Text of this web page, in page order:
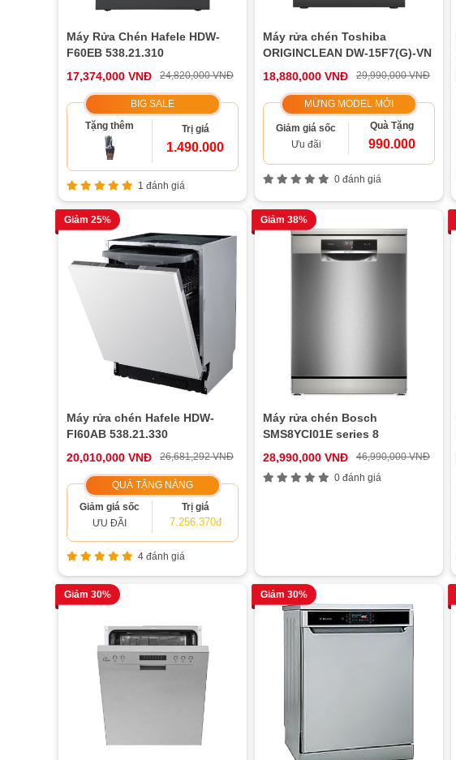
Máy Rửa Chén Hafele HDW-
F60EB 538.21.310
17,374,000 VNĐ
24,820,000 VNĐ
BIG SALE
Tặng thêm
Trị giá
1.490.000
1 đánh giá
Máy rửa chén Toshiba
ORIGINCLEAN DW-15F7(G)-VN
18,880,000 VNĐ
29,990,000 VNĐ
MỪNG MODEL MỚI
Giảm giá sốc
Ưu đãi
Quà Tặng
990.000
0 đánh giá
Giảm 25%
Máy rửa chén Hafele HDW-
FI60AB 538.21.330
20,010,000 VNĐ
26,681,292 VNĐ
QUÀ TẶNG NÀNG
Giảm giá sốc
ƯU ĐÃI
Trị giá
7.256.370đ
4 đánh giá
Giảm 38%
Máy rửa chén Bosch
SMS8YCI01E series 8
28,990,000 VNĐ
46,990,000 VNĐ
0 đánh giá
Giảm 30% Giảm 30%